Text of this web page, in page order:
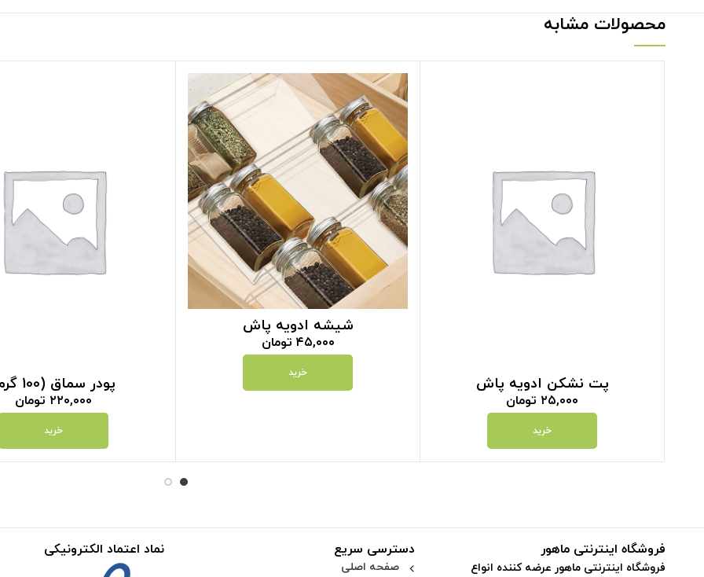
محصولات مشابه
پت نشکن ادویه پاش
۲۵,۰۰۰ تومان
خرید
شیشه ادویه پاش
۴۵,۰۰۰ تومان
خرید
پودر سماق (100 گرم)
۲۲۰,۰۰۰ تومان
خرید
نماد اعتماد الکترونیکی دسترسی سریع
صفحه اصلی
فروشگاه اینترنتی ماهور
فروشگاه اینترنتی ماهور عرضه کننده انواع